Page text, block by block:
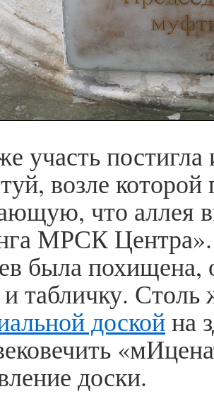
участь
возле
что аллея
МРСК Центра».
была
и табличку.
доскойна
доски.